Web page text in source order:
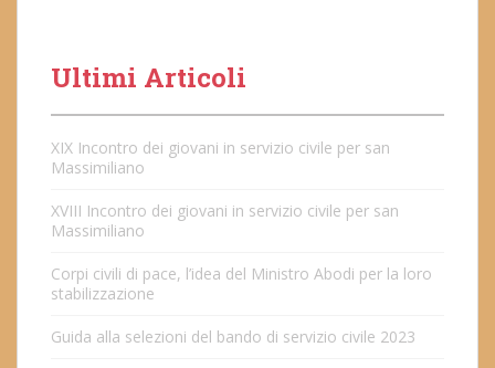
Ultimi Articoli
XIX Incontro dei giovani in servizio civile per san
Massimiliano
XVIII Incontro dei giovani in servizio civile per san
Massimiliano
Corpi civili di pace, l’idea del Ministro Abodi per la loro
stabilizzazione
Guida alla selezioni del bando di servizio civile 2023